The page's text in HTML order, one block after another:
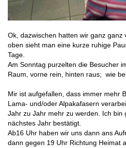
Ok, dazwischen hatten wir ganz ganz
oben sieht man eine kurze ruhige
Tage.
Am Sonntag purzelten die Besucher
Raum, vorne rein, hinten raus; wie
Mir ist aufgefallen, dass immer mehr
Lama- und/oder Alpakafasern
Jahr zu Jahr mehr zu werden. Ich bin
nächstes Jahr bestätigt.
Ab16 Uhr haben wir uns dann ans
dann gegen 19 Uhr Richtung Heimat